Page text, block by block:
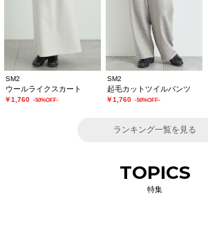
SM2
ウールライクスカート
￥1,760 -50%OFF-
SM2
起毛カットツイルパンツ
￥1,760 -50%OFF-
ランキング一覧を見る
TOPICS
特集